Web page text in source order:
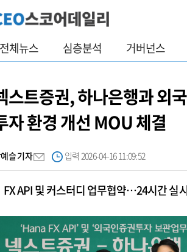
전체뉴스 심층분석 거버넌스
스트증권, 하나은행과 외
자 환경 개선 MOU 체결
슬 기자 입력 2026-04-16 11:09:52
FX API 및 커스터디 업무협약…24시간 실